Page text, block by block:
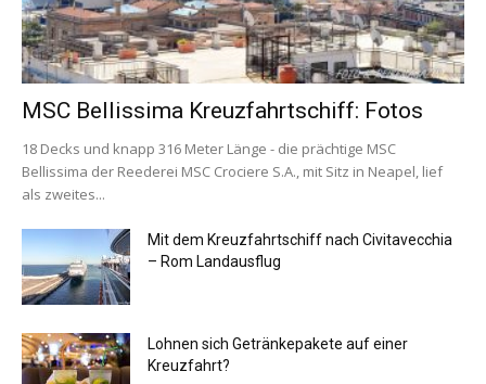
MSC Bellissima Kreuzfahrtschiff: Fotos
18 Decks und knapp 316 Meter Länge - die prächtige MSC
Bellissima der Reederei MSC Crociere S.A., mit Sitz in Neapel, lief
als zweites...
Mit dem Kreuzfahrtschiff nach Civitavecchia
– Rom Landausflug
Lohnen sich Getränkepakete auf einer
Kreuzfahrt?